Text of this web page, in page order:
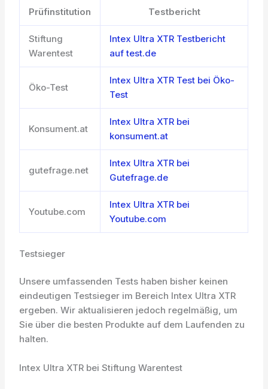
Prüfinstitution Testbericht
Stiftung
Warentest
Intex Ultra XTR Testbericht
auf test.de
Öko-Test
Intex Ultra XTR Test bei Öko-
Test
Konsument.at
Intex Ultra XTR bei
konsument.at
gutefrage.net
Intex Ultra XTR bei
Gutefrage.de
Youtube.com
Intex Ultra XTR bei
Youtube.com
Testsieger
Unsere umfassenden Tests haben bisher keinen
eindeutigen Testsieger im Bereich Intex Ultra XTR
ergeben. Wir aktualisieren jedoch regelmäßig, um
Sie über die besten Produkte auf dem Laufenden zu
halten.
Intex Ultra XTR bei Stiftung Warentest